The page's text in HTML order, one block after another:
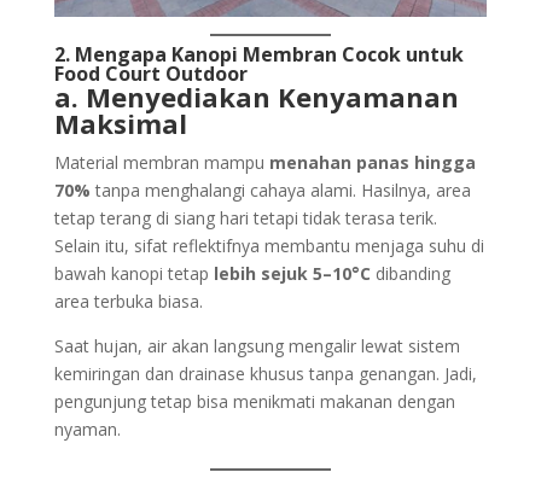
2. Mengapa Kanopi Membran Cocok untuk
Food Court Outdoor
a. Menyediakan Kenyamanan
Maksimal
Material membran mampu menahan panas hingga
70% tanpa menghalangi cahaya alami. Hasilnya, area
tetap terang di siang hari tetapi tidak terasa terik.
Selain itu, sifat reflektifnya membantu menjaga suhu di
bawah kanopi tetap lebih sejuk 5–10°C dibanding
area terbuka biasa.
Saat hujan, air akan langsung mengalir lewat sistem
kemiringan dan drainase khusus tanpa genangan. Jadi,
pengunjung tetap bisa menikmati makanan dengan
nyaman.